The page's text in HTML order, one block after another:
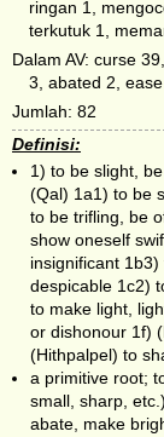
ringan 1,
terkutuk 1,
Dalam AV: curse
3, abated 2,
Jumlah: 82
Definisi:
1) to be slight,
(Qal) 1a1) to be
to be trifling, be
show oneself
insignificant
despicable 1c2)
to make light,
or dishonour 1f)
(Hithpalpel) to
a primitive root;
small, sharp,
abate, make